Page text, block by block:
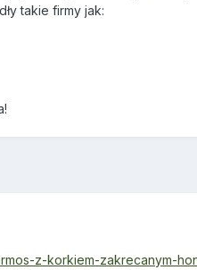
takie firmy jak:
z-korkiem-zakrecanym-